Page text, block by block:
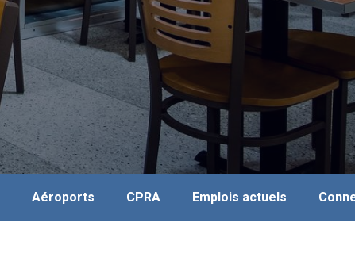
Aéroports CPRA Emplois actuels